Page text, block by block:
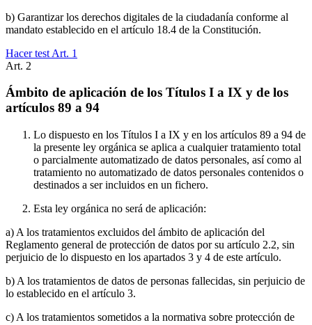
b) Garantizar los derechos digitales de la ciudadanía conforme al
mandato establecido en el artículo 18.4 de la Constitución.
Hacer test Art. 1
Art. 2
Ámbito de aplicación de los Títulos I a IX y de los
artículos 89 a 94
Lo dispuesto en los Títulos I a IX y en los artículos 89 a 94 de
la presente ley orgánica se aplica a cualquier tratamiento total
o parcialmente automatizado de datos personales, así como al
tratamiento no automatizado de datos personales contenidos o
destinados a ser incluidos en un fichero.
Esta ley orgánica no será de aplicación:
a) A los tratamientos excluidos del ámbito de aplicación del
Reglamento general de protección de datos por su artículo 2.2, sin
perjuicio de lo dispuesto en los apartados 3 y 4 de este artículo.
b) A los tratamientos de datos de personas fallecidas, sin perjuicio de
lo establecido en el artículo 3.
c) A los tratamientos sometidos a la normativa sobre protección de